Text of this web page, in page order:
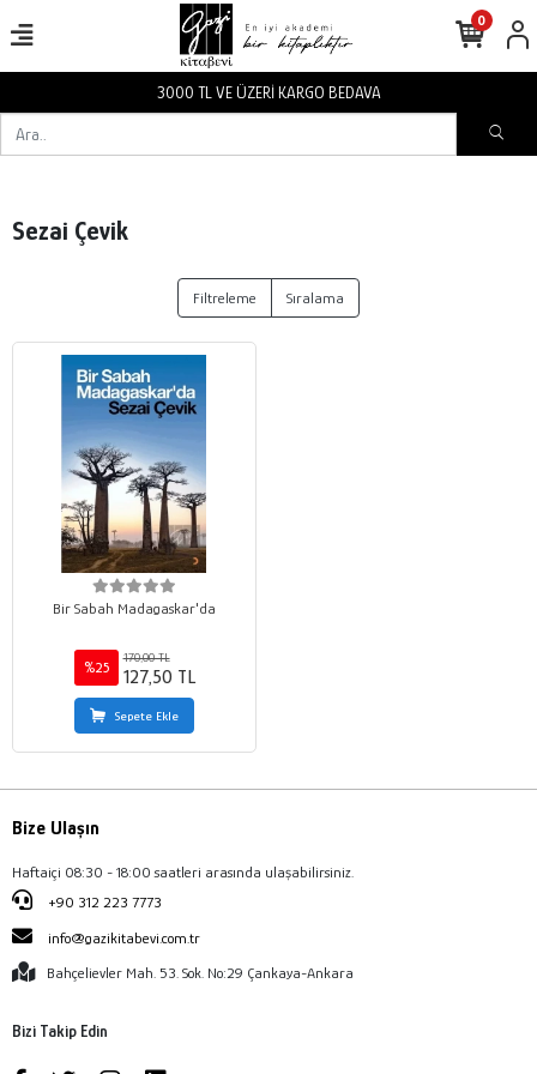
3000 TL VE ÜZERİ KARGO BEDAVA
0
Sezai Çevik
Filtreleme Sıralama
Bir Sabah Madagaskar'da
%25
170,00 TL
127,50 TL
Sepete Ekle
Bize Ulaşın
Haftaiçi 08:30 - 18:00 saatleri arasında ulaşabilirsiniz.
+90 312 223 7773
info@gazikitabevi.com.tr
Bahçelievler Mah. 53. Sok. No:29 Çankaya-Ankara
Bizi Takip Edin